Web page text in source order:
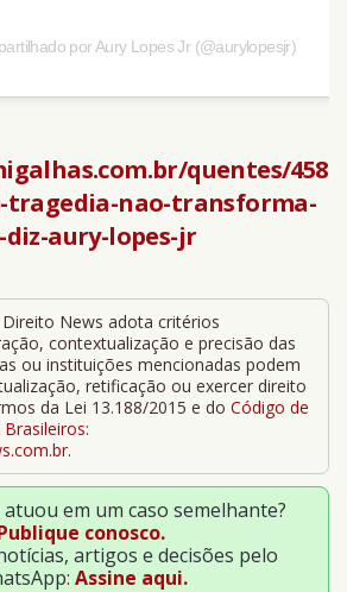
por Aury Lopes Jr (@aurylopesjr)
quentes/458
tragedia-nao-transforma-
aury-lopes-jr
Direito News adota critérios
contextualização e precisão das
ou instituições mencionadas podem
retificação ou exercer direito
da Lei 13.188/2015 e do Código de
Brasileiros:
.
em um caso semelhante?
conosco.
artigos e decisões pelo
Assine aqui.